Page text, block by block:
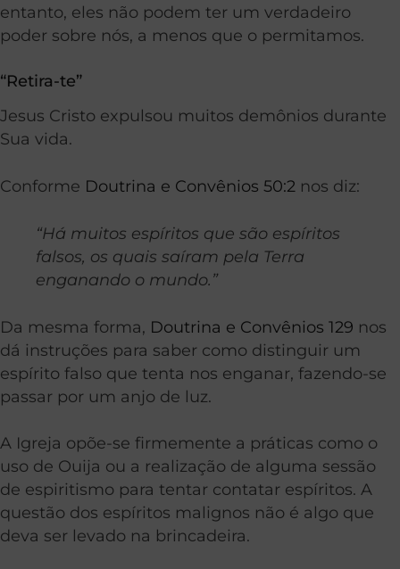
entanto, eles não podem ter um verdadeiro
poder sobre nós, a menos que o permitamos.
“Retira-te”
Jesus Cristo expulsou muitos demônios durante
Sua vida.
Conforme Doutrina e Convênios 50:2 nos diz:
“Há muitos espíritos que são espíritos
falsos, os quais saíram pela Terra
enganando o mundo.”
Da mesma forma, Doutrina e Convênios 129 nos
dá instruções para saber como distinguir um
espírito falso que tenta nos enganar, fazendo-se
passar por um anjo de luz.
A Igreja opõe-se firmemente a práticas como o
uso de Ouija ou a realização de alguma sessão
de espiritismo para tentar contatar espíritos. A
questão dos espíritos malignos não é algo que
deva ser levado na brincadeira.